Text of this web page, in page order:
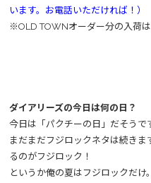
います。お電話いただければ！）
※OLD TOWNオーダー分の入荷
ダイアリーズの今日は何の日？
今日は「パクチーの日」だそうで
まだまだフジロックネタは続き
るのがフジロック！
というか俺の夏はフジロックだ